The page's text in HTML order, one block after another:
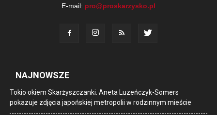
E-mail: pro@proskarzysko.pl
NAJNOWSZE
Tokio okiem Skarżyszczanki. Aneta Luzeńczyk-Somers
pokazuje zdjęcia japońskiej metropolii w rodzinnym mieście